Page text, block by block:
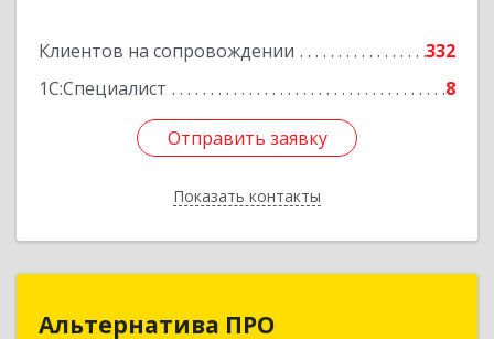
Клиентов на сопровождении
332
1С:Специалист
8
Отправить заявку
Показать контакты
Подробнее
Отправить заявку
Назад
Альтернатива ПРО